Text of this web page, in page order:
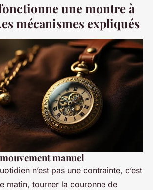
une montre à
mécanismes expliqués
manuel
n’est pas une contrainte, c’est
matin, tourner la couronne de